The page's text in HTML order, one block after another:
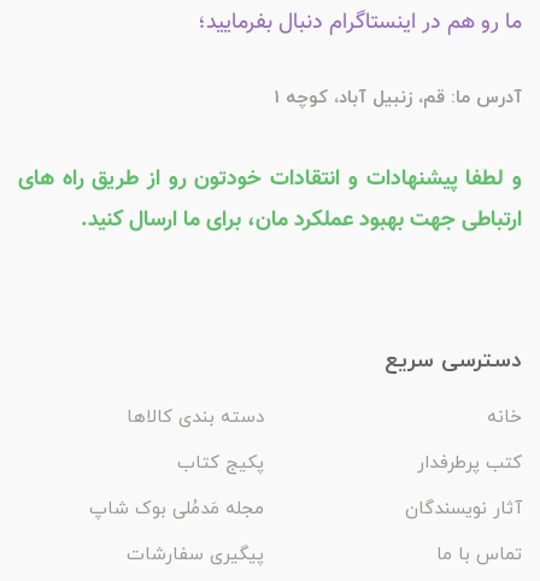
ما رو هم در اینستاگرام دنبال بفرمایید؛
آدرس ما: قم، زنبیل آباد، کوچه 1
و لطفا پیشنهادات و انتقادات خودتون رو از طریق راه های
ارتباطی جهت بهبود عملکرد مان، برای ما ارسال کنید.
دسترسی سریع
خانه
دسته بندی کالاها
کتب پرطرفدار
پکیج کتاب
آثار نویسندگان
مجله مَدمُلی بوک شاپ
تماس با ما
پیگیری سفارشات